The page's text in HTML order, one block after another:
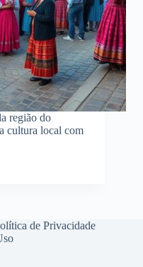
região do
cultura local com
de Privacidade